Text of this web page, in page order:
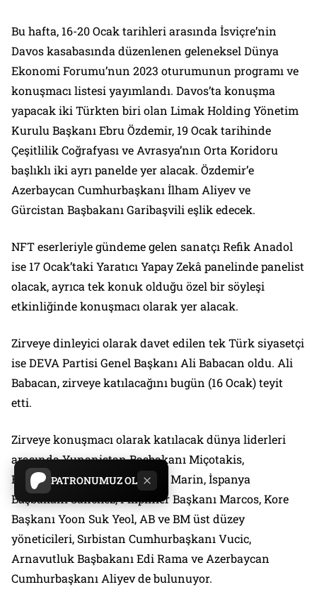
PATRONUMUZ OL
Bu hafta, 16-20 Ocak tarihleri arasında İsviçre’nin
Davos kasabasında düzenlenen geleneksel Dünya
Ekonomi Forumu’nun 2023 oturumunun programı ve
konuşmacı listesi yayımlandı. Davos’ta konuşma
yapacak iki Türkten biri olan Limak Holding Yönetim
Kurulu Başkanı Ebru Özdemir, 19 Ocak tarihinde
Çeşitlilik Coğrafyası ve Avrasya’nın Orta Koridoru
başlıklı iki ayrı panelde yer alacak. Özdemir’e
Azerbaycan Cumhurbaşkanı İlham Aliyev ve
Gürcistan Başbakanı Garibaşvili eşlik edecek.
NFT eserleriyle gündeme gelen sanatçı Refik Anadol
ise 17 Ocak’taki Yaratıcı Yapay Zekâ panelinde panelist
olacak, ayrıca tek konuk olduğu özel bir söyleşi
etkinliğinde konuşmacı olarak yer alacak.
Zirveye dinleyici olarak davet edilen tek Türk siyasetçi
ise DEVA Partisi Genel Başkanı Ali Babacan oldu. Ali
Babacan, zirveye katılacağını bugün (16 Ocak) teyit
etti.
Zirveye konuşmacı olarak katılacak dünya liderleri
arasında Yunanistan Başbakanı Miçotakis,
Finlandiya Başbakanı Sanna Marin, İspanya
Başbakanı Sanchez, Filipinler Başkanı Marcos, Kore
Başkanı Yoon Suk Yeol, AB ve BM üst düzey
yöneticileri, Sırbistan Cumhurbaşkanı Vucic,
Arnavutluk Başbakanı Edi Rama ve Azerbaycan
Cumhurbaşkanı Aliyev de bulunuyor.